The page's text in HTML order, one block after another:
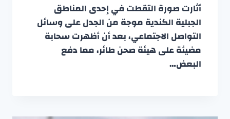
أثارت صورة التقطت في إحدى المناطق
الجبلية الكندية موجة من الجدل على وسائل
التواصل الاجتماعي، بعد أن أظهرت سحابة
مضيئة على هيئة صحن طائر، مما دفع
البعض…